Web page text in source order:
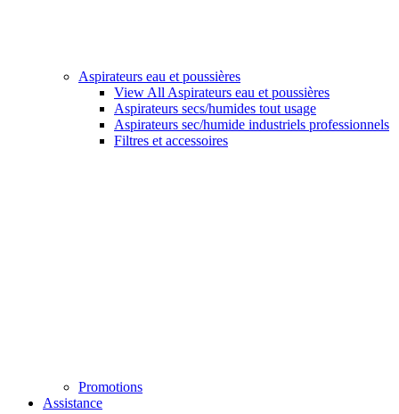
Aspirateurs eau et poussières
View All Aspirateurs eau et poussières
Aspirateurs secs/humides tout usage
Aspirateurs sec/humide industriels professionnels
Filtres et accessoires
Promotions
Assistance